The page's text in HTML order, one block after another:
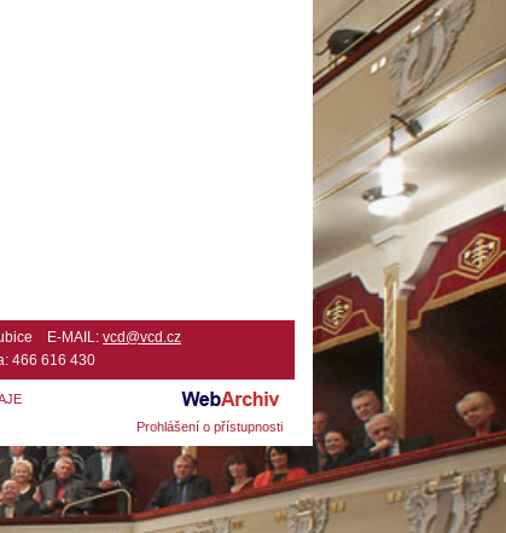
E-MAIL: vcd@vcd.cz
466 616 430
Prohlášení o přístupnosti